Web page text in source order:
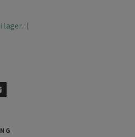
lager. :(